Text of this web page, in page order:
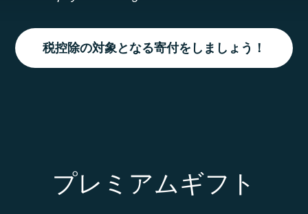
税控除の対象となる寄付をしましょう！
プレミアムギフト